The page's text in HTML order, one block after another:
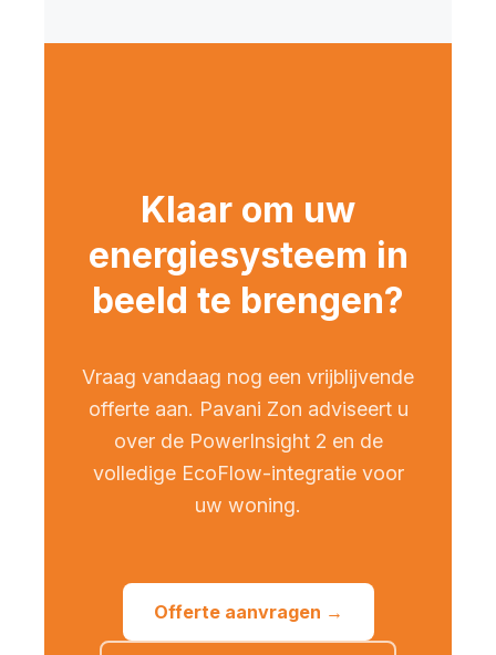
Klaar om uw
energiesysteem in
beeld te brengen?
Vraag vandaag nog een vrijblijvende
offerte aan. Pavani Zon adviseert u
over de PowerInsight 2 en de
volledige EcoFlow-integratie voor
uw woning.
Offerte aanvragen →